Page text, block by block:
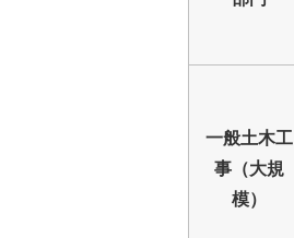
一般土木工
事（大規
模）